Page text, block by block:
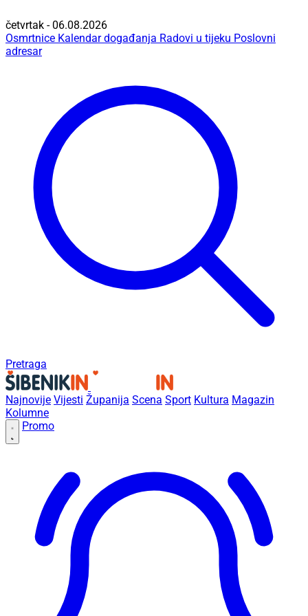
četvrtak - 06.08.2026
Osmrtnice Kalendar događanja Radovi u tijeku Poslovni
adresar
Pretraga
Najnovije Vijesti Županija Scena Sport Kultura Magazin
Kolumne
Promo